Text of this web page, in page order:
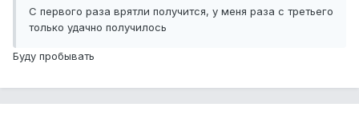
С первого раза врятли получится, у меня раза с третьего
только удачно получилось
Буду пробывать